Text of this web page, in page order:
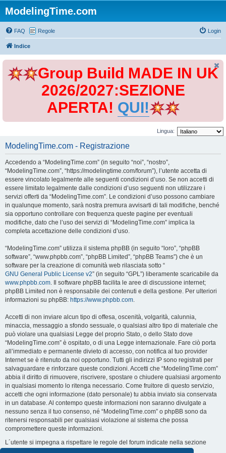
ModelingTime.com
FAQ Regole Login
Indice
Group Build MADE IN UK
2026/2027:SEZIONE
APERTA! QUI!
Lingua:
ModelingTime.com - Registrazione
Accedendo a “ModelingTime.com” (in seguito “noi”, “nostro”,
“ModelingTime.com”, “https://modelingtime.com/forum”), l’utente accetta di
essere vincolato legalmente alle seguenti condizioni d’uso. Se non accetti di
essere limitato legalmente dalle condizioni d’uso seguenti non utilizzare i
servizi offerti da “ModelingTime.com”. Le condizioni d’uso possono cambiare
in qualunque momento, sarà nostra premura avvisarti di tali modifiche, benché
sia opportuno controllare con frequenza queste pagine per eventuali
modifiche, dato che l’uso dei servizi di “ModelingTime.com” implica la
completa accettazione delle condizioni d’uso.
“ModelingTime.com” utilizza il sistema phpBB (in seguito “loro”, “phpBB
software”, “www.phpbb.com”, “phpBB Limited”, “phpBB Teams”) che è un
software per la creazione di comunità web rilasciata sotto “
GNU General Public License v2” (in seguito “GPL”) liberamente scaricabile da
www.phpbb.com. Il software phpBB facilita le aree di discussione internet;
phpBB Limited non è responsabile dei contenuti e della gestione. Per ulteriori
informazioni su phpBB: https://www.phpbb.com.
Accetti di non inviare alcun tipo di offesa, oscenità, volgarità, calunnia,
minaccia, messaggio a sfondo sessuale, o qualsiasi altro tipo di materiale che
può violare una qualsiasi Legge del proprio Stato, o dello Stato dove
“ModelingTime.com” è ospitato, o di una Legge internazionale. Fare ciò porta
all’immediato e permanente divieto di accesso, con notifica al tuo provider
Internet se è ritenuto da noi opportuno. Tutti gli indirizzi IP sono registrati per
salvaguardare e rinforzare queste condizioni. Accetti che “ModelingTime.com”
abbia il diritto di rimuovere, riscrivere, spostare o chiudere qualsiasi argomento
in qualsiasi momento lo ritenga necessario. Come fruitore di questo servizio,
accetti che ogni informazione (dato personale) tu abbia inviato sia conservata
in un database. Al contempo queste informazioni non saranno divulgate a
nessuno senza il tuo consenso, né “ModelingTime.com” o phpBB sono da
ritenersi responsabili per qualsiasi violazione al sistema che possa
compromettere queste informazioni.
L´utente si impegna a rispettare le regole del forum indicate nella sezione